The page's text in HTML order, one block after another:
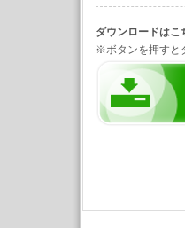
ダウンロードはこ
※ボタンを押すと